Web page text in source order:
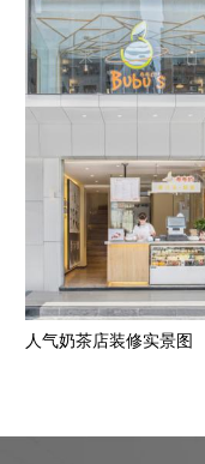
人气奶茶店装修实景图